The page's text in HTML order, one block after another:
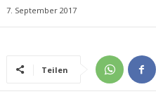
7. September 2017
Teilen